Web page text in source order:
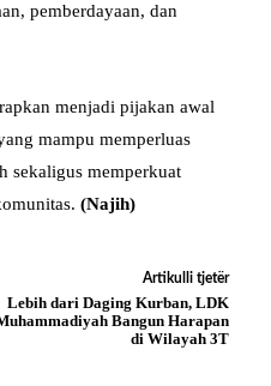
pemberdayaan, dan
menjadi pijakan awal
mampu memperluas
sekaligus memperkuat
(Najih)
Artikulli tjetër
Lebih dari Daging Kurban, LDK
Bangun Harapan
di Wilayah 3T